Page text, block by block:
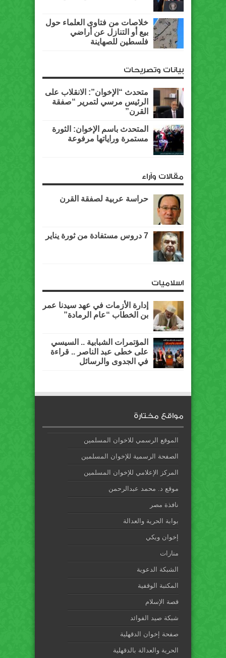
خلاصات من فتاوى العلماء حول
بيع أو التنازل عن أراضي
فلسطين للصهاينة
بيانات وتصريحات
متحدث “الإخوان”: الانقلاب على
الرئيس مرسي لتمرير “صفقة
القرن”
المتحدث باسم الإخوان: الثورة
مستمرة وراياتها مرفوعة
مقالات وآراء
حراسة عربية لصفقة القرن
7 دروس مستفادة من ثورة يناير
اسلاميات
إدارة الأزمات في عهد سيدنا عمر
بن الخطاب “عام الرمادة”
المؤتمرات الشبابية .. السيسي
على خطى عبد الناصر .. قراءة
في الجدوى والرسائل
مواقع مختارة
الموقع الرسمي للاخوان المسلمين
الصفحة الرسمية للإخوان المسلمين
المركز الإعلامي للإخوان المسلمين
موقع د. محمد عبدالرحمن
نافذة مصر
بوابة الحرية والعدالة
إخوان ويكي
منارات
الشبكة الدعوية
المكتبة الوقفية
قصة الإسلام
شبكة صيد الفوائد
صفحة إخوان الدقهلية
الحرية والعدالة بالدقهلية